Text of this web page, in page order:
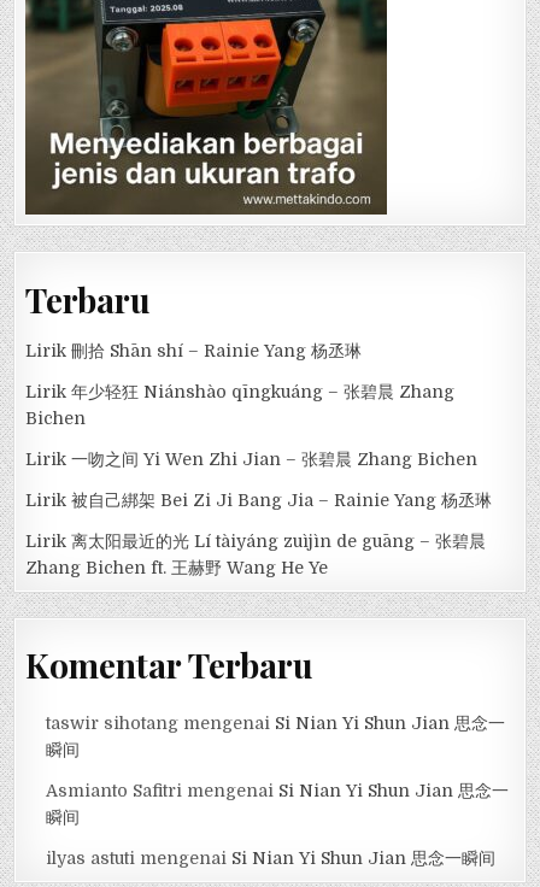
Terbaru
Lirik 刪拾 Shān shí – Rainie Yang 杨丞琳
Lirik 年少轻狂 Niánshào qīngkuáng – 张碧晨 Zhang
Bichen
Lirik 一吻之间 Yi Wen Zhi Jian – 张碧晨 Zhang Bichen
Lirik 被自己綁架 Bei Zi Ji Bang Jia – Rainie Yang 杨丞琳
Lirik 离太阳最近的光 Lí tàiyáng zuìjìn de guāng – 张碧晨
Zhang Bichen ft. 王赫野 Wang He Ye
Komentar Terbaru
taswir sihotang mengenai Si Nian Yi Shun Jian 思念一
瞬间
Asmianto Safitri mengenai Si Nian Yi Shun Jian 思念一
瞬间
ilyas astuti mengenai Si Nian Yi Shun Jian 思念一瞬间